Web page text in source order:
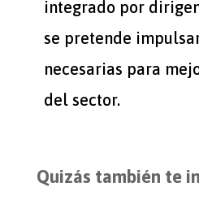
integrado por
se pretende
necesarias para
del sector.
Quizás también te